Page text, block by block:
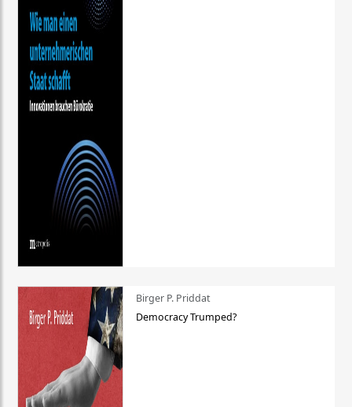
Birger P. Priddat
Democracy Trumped?